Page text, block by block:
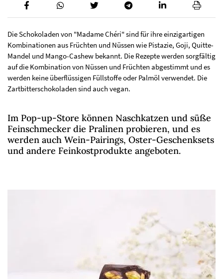
Die Schokoladen von "Madame Chéri" sind für ihre einzigartigen
Kombinationen aus Früchten und Nüssen wie Pistazie, Goji, Quitte-
Mandel und Mango-Cashew bekannt. Die Rezepte werden sorgfältig
auf die Kombination von Nüssen und Früchten abgestimmt und es
werden keine überflüssigen Füllstoffe oder Palmöl verwendet. Die
Zartbitterschokoladen sind auch vegan.
Im Pop-up-Store können Naschkatzen und süße
Feinschmecker die Pralinen probieren, und es
werden auch Wein-Pairings, Oster-Geschenksets
und andere Feinkostprodukte angeboten.